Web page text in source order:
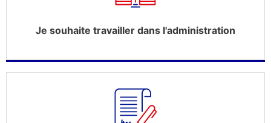
Je souhaite travailler dans l'administration